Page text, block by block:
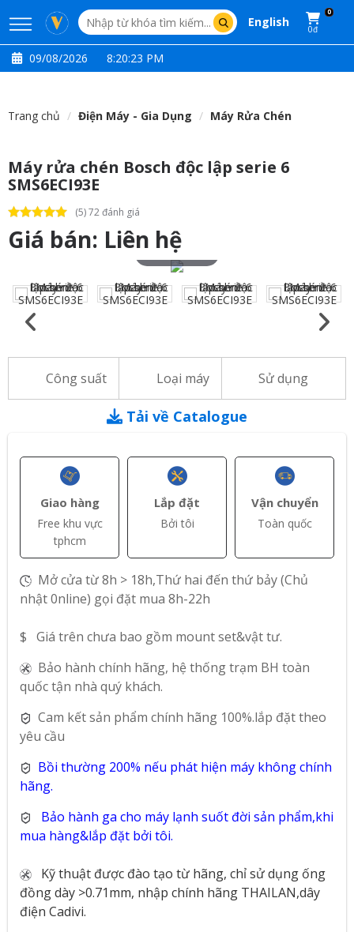
English
0
0đ
09/08/2026 8:20:24 PM
Trang chủ Điện Máy - Gia Dụng Máy Rửa Chén
Máy rửa chén Bosch độc lập serie 6
SMS6ECI93E
(5) 72 đánh giá
Giá bán: Liên hệ
Touch to zoom
Công suất Loại máy Sử dụng
Tải về Catalogue
Giao hàng
Free khu vực
tphcm
Lắp đặt
Bởi tôi
Vận chuyển
Toàn quốc
Mở cửa từ 8h > 18h,Thứ hai đến thứ bảy (Chủ
nhật 0nline) gọi đặt mua 8h-22h
$ Giá trên chưa bao gồm mount set&vật tư.
Bảo hành chính hãng, hệ thống trạm BH toàn
quốc tận nhà quý khách.
Cam kết sản phẩm chính hãng 100%.lắp đặt theo
yêu cầu
Bồi thường 200% nếu phát hiện máy không chính
hãng.
Bảo hành ga cho máy lạnh suốt đời sản phẩm,khi
mua hàng&lắp đặt bởi tôi.
Kỹ thuật được đào tạo từ hãng, chỉ sử dụng ống
đồng dày >0.71mm, nhập chính hãng THAILAN,dây
điện Cadivi.